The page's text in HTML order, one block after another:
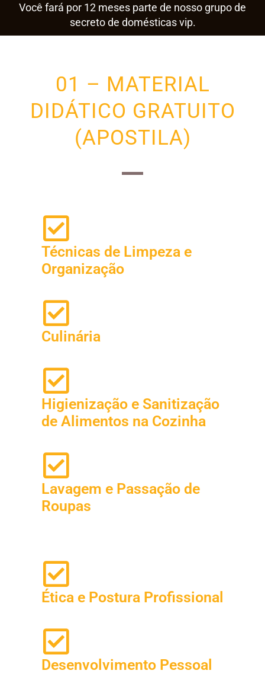
Você fará por 12 meses parte de nosso grupo de
secreto de domésticas vip.
01 – MATERIAL
DIDÁTICO GRATUITO
(APOSTILA)
Técnicas de Limpeza e
Organização
Culinária
Higienização e Sanitização
de Alimentos na Cozinha
Lavagem e Passação de
Roupas
Ética e Postura Profissional
Desenvolvimento Pessoal